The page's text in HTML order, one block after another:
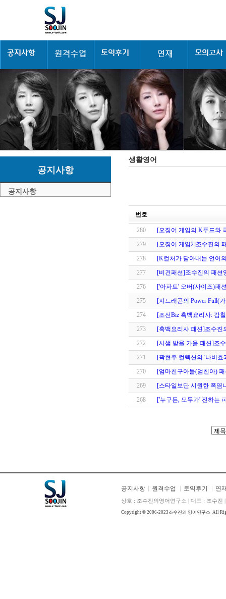
공지사항
공지사항
생활영어
번호
280
[오징어 게임의 K푸드와
279
[오징어 게임2]조수진의
278
[K컬처가 담아내는 언어
277
[비건패션]조수진의 패션
276
['아파트' 오버(사이즈)패
275
[지드래곤의 Power Full(
274
[조선Biz 흑백요리사: 감
273
[흑백요리사 패션]조수진
272
[시샘 받을 가을 패션]조
271
[곽현주 컬렉션의 '나비
270
[엄마친구아들(엄친아)
269
[스타일보단 시원한 폭염
268
['누구든, 모두가' 전하는
공지사항 원격수업 토익후기 연
상호 : 조수진의영어연구소 | 대표 : 조수진
Copyright © 2006-2023 조수진의 영어연구소 All